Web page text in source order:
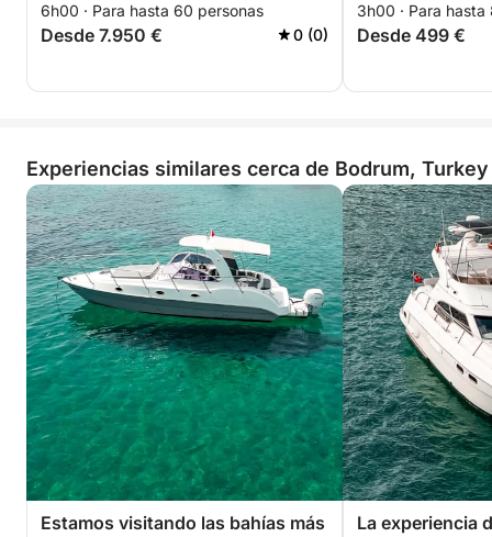
6h00 · Para hasta 60 personas
Desde 7.950 € 0 (0)
3h00 · Para
Desde 499 €
Experiencias similares cerca de Bodrum, Turkey
Estamos visitando las bahías más
La experiencia